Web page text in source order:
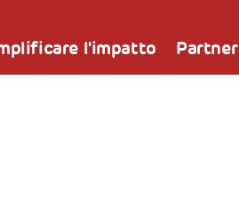
l'impatto Partner